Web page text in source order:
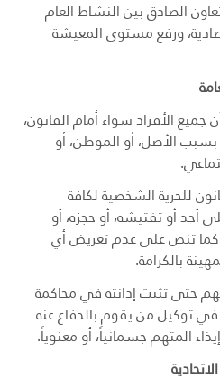
الصادق بين النشاط العام
ورفع مستوى المعيشة
بأن جميع الأفراد سواء أمام القانون،
بسبب الأصل، أو الموطن، أو
بحماية القانون للحرية الشخصية لكافة
أحد أو تفتيشه، أو حجزه، أو
كما تنص على عدم تعريض أي
بالكرامة.
المتهم حتى تثبت إدانته في محاكمة
في توكيل من يقوم بالدفاع عنه
المتهم جسمانياً، أو معنوياً.